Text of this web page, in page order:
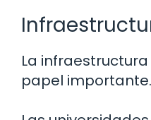
La
papel importante.